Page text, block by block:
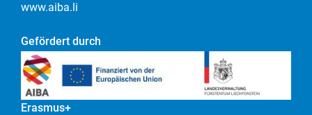
www.aiba.li
Gefördert durch
Erasmus+